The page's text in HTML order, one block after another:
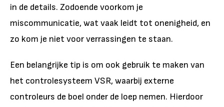
in de details. Zodoende voorkom je
miscommunicatie, wat vaak leidt tot onenigheid, en
zo kom je niet voor verrassingen te staan.
Een belangrijke tip is om ook gebruik te maken van
het controlesysteem VSR, waarbij externe
controleurs de boel onder de loep nemen. Hierdoor